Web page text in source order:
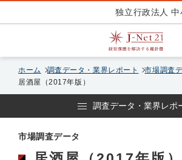
独立行政法人
ホーム 調査データ・業界レポート 市場調査
居酒屋（2017年版）
調査データ・業界レポ
市場調査データ